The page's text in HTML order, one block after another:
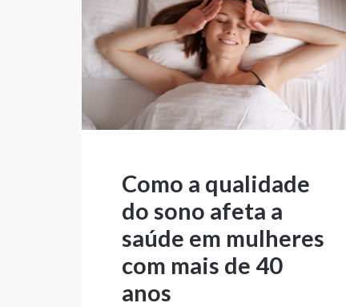
Como a qualidade
do sono afeta a
saúde em mulheres
com mais de 40
anos